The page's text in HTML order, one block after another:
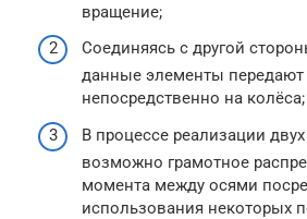
вращение;
Соединяясь с другой
данные элементы передают
непосредственно на колёса;
В процессе реализации
возможно грамотное
момента между осями
использования некоторых